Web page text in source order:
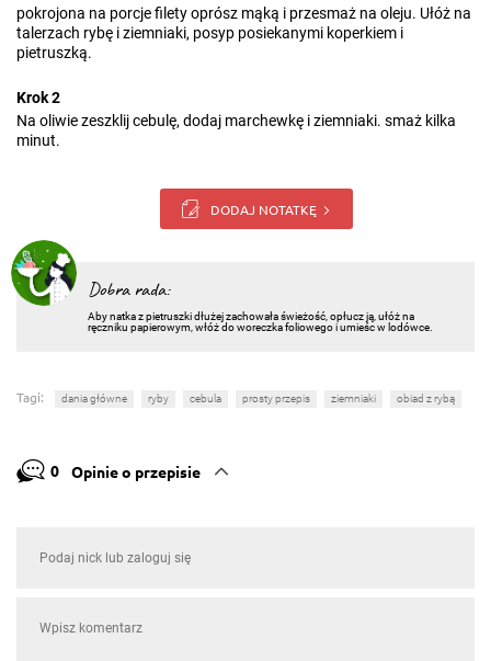
pokrojona na porcje filety oprósz mąką i przesmaż na oleju. Ułóż na
talerzach rybę i ziemniaki, posyp posiekanymi koperkiem i
pietruszką.
Krok 2
Na oliwie zeszklij cebulę, dodaj marchewkę i ziemniaki. smaż kilka
minut.
DODAJ NOTATKĘ
Dobra rada:
Aby natka z pietruszki dłużej zachowała świeżość, opłucz ją, ułóż na
ręczniku papierowym, włóż do woreczka foliowego i umieśc w lodówce.
Tagi: dania główne ryby cebula prosty przepis ziemniaki obiad z rybą
0 Opinie o przepisie